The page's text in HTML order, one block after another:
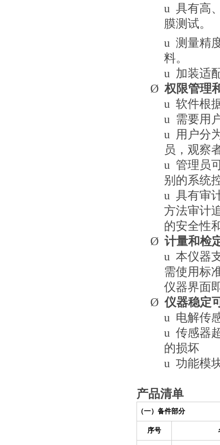
u 具有高
膜测试。
u 测量精
料。
u 加装适
Ø权限管理
u 软件根
u 需要用
u
用户分
员，观察
u 管理员
别的系统
u 具有审
方法审计
的安全性
Ø 计量和检
u 本仪器
需使用标
仪器界面
Ø仪器稳定
u 电解传
u 传感器
的损坏
u 功能模
产品清单
（一）备件部分
序号